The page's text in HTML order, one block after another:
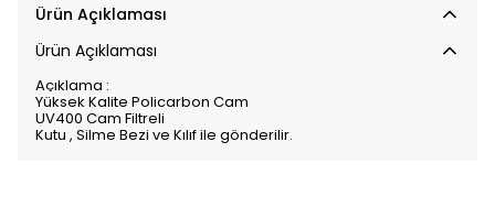
Ürün Açıklaması
Ürün Açıklaması
Açıklama :
Yüksek Kalite Policarbon Cam
UV400 Cam Filtreli
Kutu , Silme Bezi ve Kılıf ile gönderilir.